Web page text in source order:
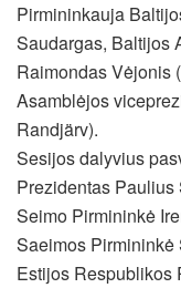
Pirmininkauja
Saudargas, Baltijos
Raimondas Vėjonis
Asamblėjos
Randjärv).
Sesijos dalyvius
Prezidentas
Seimo Pirmininkė
Saeimos
Estijos Respublikos